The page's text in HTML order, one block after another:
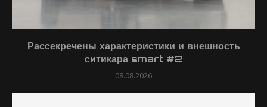
Рассекречены характеристики и внешность
ситикара smart #2
08.08.2026